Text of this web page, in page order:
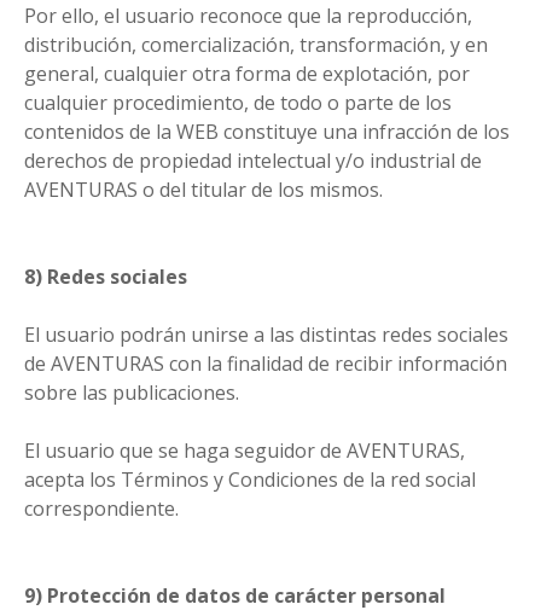
Por ello, el usuario reconoce que la reproducción,
distribución, comercialización, transformación, y en
general, cualquier otra forma de explotación, por
cualquier procedimiento, de todo o parte de los
contenidos de la WEB constituye una infracción de los
derechos de propiedad intelectual y/o industrial de
AVENTURAS o del titular de los mismos.
8) Redes sociales
El usuario podrán unirse a las distintas redes sociales
de AVENTURAS con la finalidad de recibir información
sobre las publicaciones.
El usuario que se haga seguidor de AVENTURAS,
acepta los Términos y Condiciones de la red social
correspondiente.
9) Protección de datos de carácter personal